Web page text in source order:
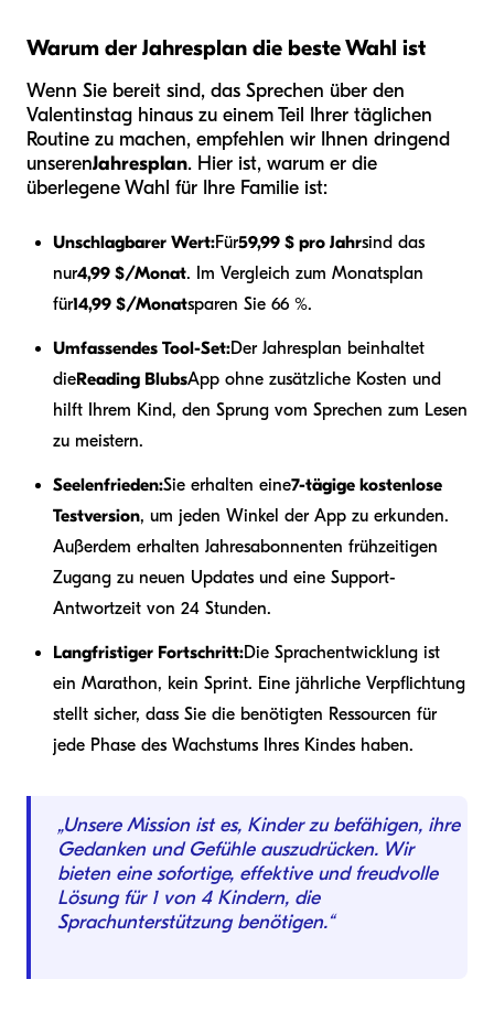
Warum der Jahresplan die beste Wahl ist
Wenn Sie bereit sind, das Sprechen über den
Valentinstag hinaus zu einem Teil Ihrer täglichen
Routine zu machen, empfehlen wir Ihnen dringend
unserenJahresplan. Hier ist, warum er die
überlegene Wahl für Ihre Familie ist:
Unschlagbarer Wert:Für59,99 $ pro Jahrsind das
nur4,99 $/Monat. Im Vergleich zum Monatsplan
für14,99 $/Monatsparen Sie 66 %.
Umfassendes Tool-Set:Der Jahresplan beinhaltet
dieReading BlubsApp ohne zusätzliche Kosten und
hilft Ihrem Kind, den Sprung vom Sprechen zum Lesen
zu meistern.
Seelenfrieden:Sie erhalten eine7-tägige kostenlose
Testversion, um jeden Winkel der App zu erkunden.
Außerdem erhalten Jahresabonnenten frühzeitigen
Zugang zu neuen Updates und eine Support-
Antwortzeit von 24 Stunden.
Langfristiger Fortschritt:Die Sprachentwicklung ist
ein Marathon, kein Sprint. Eine jährliche Verpflichtung
stellt sicher, dass Sie die benötigten Ressourcen für
jede Phase des Wachstums Ihres Kindes haben.
„Unsere Mission ist es, Kinder zu befähigen, ihre
Gedanken und Gefühle auszudrücken. Wir
bieten eine sofortige, effektive und freudvolle
Lösung für 1 von 4 Kindern, die
Sprachunterstützung benötigen.“